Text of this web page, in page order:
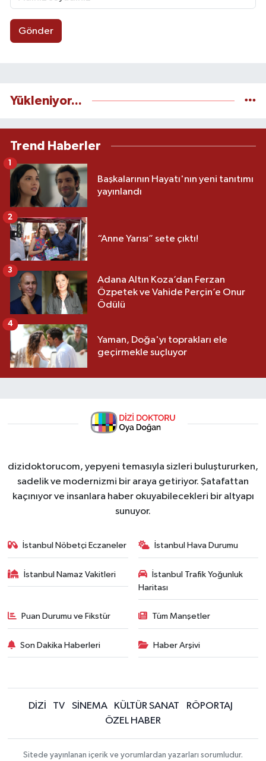
Gönder
Yükleniyor...
Trend Haberler
Başkalarının Hayatı'nın yeni tanıtımı
yayınlandı
1
“Anne Yarısı” sete çıktı!
2
Adana Altın Koza’dan Ferzan
Özpetek ve Vahide Perçin’e Onur
Ödülü
3
Yaman, Doğa'yı toprakları ele
geçirmekle suçluyor
4
dizidoktorucom, yepyeni temasıyla sizleri buluştururken,
sadelik ve modernizmi bir araya getiriyor. Şatafattan
kaçınıyor ve insanlara haber okuyabilecekleri bir altyapı
sunuyor.
İstanbul Nöbetçi Eczaneler İstanbul Hava Durumu
İstanbul Namaz Vakitleri
İstanbul Trafik Yoğunluk
Haritası
Puan Durumu ve Fikstür Tüm Manşetler
Son Dakika Haberleri Haber Arşivi
DİZİ TV SİNEMA KÜLTÜR SANAT
RÖPORTAJ
ÖZEL HABER
Sitede yayınlanan içerik ve yorumlardan yazarları sorumludur.